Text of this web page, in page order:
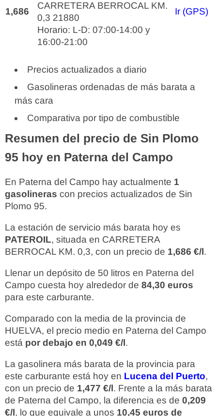
1,686
CARRETERA BERROCAL KM.
0,3 21880
Horario: L-D: 07:00-14:00 y
16:00-21:00
Ir (GPS)
Precios actualizados a diario
Gasolineras ordenadas de más barata a
más cara
Comparativa por tipo de combustible
Resumen del precio de Sin Plomo
95 hoy en Paterna del Campo
En Paterna del Campo hay actualmente 1
gasolineras con precios actualizados de Sin
Plomo 95.
La estación de servicio más barata hoy es
PATEROIL, situada en CARRETERA
BERROCAL KM. 0,3, con un precio de 1,686 €/l.
Llenar un depósito de 50 litros en Paterna del
Campo cuesta hoy alrededor de 84,30 euros
para este carburante.
Comparado con la media de la provincia de
HUELVA, el precio medio en Paterna del Campo
está por debajo en 0,049 €/l.
La gasolinera más barata de la provincia para
este carburante está hoy en Lucena del Puerto,
con un precio de 1,477 €/l. Frente a la más barata
de Paterna del Campo, la diferencia es de 0,209
€/l, lo que equivale a unos 10,45 euros de